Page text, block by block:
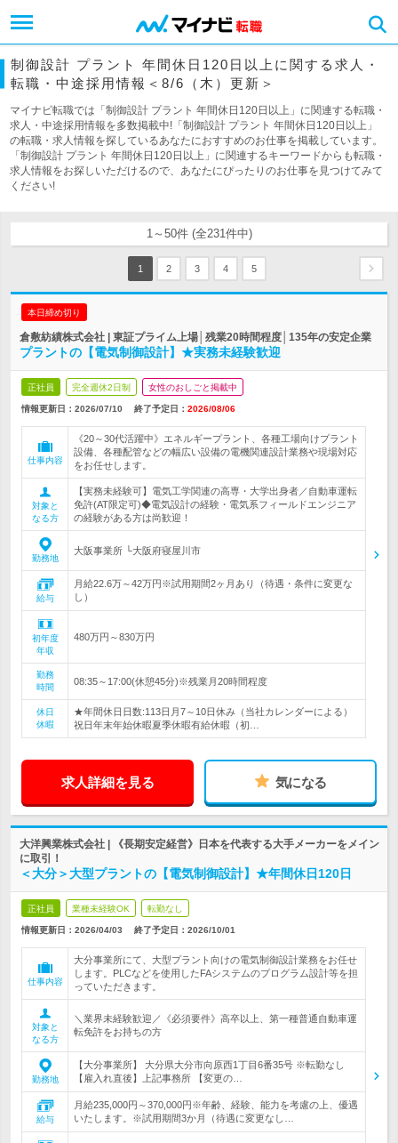
制御設計 プラント 年間休日120日以上に関する求人・
転職・中途採用情報＜8/6（木）更新＞
マイナビ転職では「制御設計 プラント 年間休日120日以上」に関連する転職・
求人・中途採用情報を多数掲載中!「制御設計 プラント 年間休日120日以上」
の転職・求人情報を探しているあなたにおすすめのお仕事を掲載しています。
「制御設計 プラント 年間休日120日以上」に関連するキーワードからも転職・
求人情報をお探しいただけるので、あなたにぴったりのお仕事を見つけてみて
ください!
1～50件 (全231件中)
1 2 3 4 5
本日締め切り
倉敷紡績株式会社 | 東証プライム上場│残業20時間程度│135年の安定企業
プラントの【電気制御設計】★実務未経験歓迎
正社員 完全週休2日制 女性のおしごと掲載中
情報更新日：2026/07/10 終了予定日： 2026/08/06
仕事内容
《20～30代活躍中》エネルギープラント、各種工場向けプラント
設備、各種配管などの幅広い設備の電機関連設計業務や現場対応
をお任せします。
対象と
なる方
【実務未経験可】電気工学関連の高専・大学出身者／自動車運転
免許(AT限定可)◆電気設計の経験・電気系フィールドエンジニア
の経験がある方は尚歓迎！
勤務地
大阪事業所 └大阪府寝屋川市
給与
月給22.6万～42万円※試用期間2ヶ月あり（待遇・条件に変更な
し）
初年度
年収
480万円～830万円
勤務
時間
08:35～17:00(休憩45分)※残業月20時間程度
休日
休暇
★年間休日日数:113日月7～10日休み（当社カレンダーによる）
祝日年末年始休暇夏季休暇有給休暇（初…
求人詳細を見る 気になる
大洋興業株式会社 | 《長期安定経営》日本を代表する大手メーカーをメイン
に取引！
＜大分＞大型プラントの【電気制御設計】★年間休日120日
正社員 業種未経験OK 転勤なし
情報更新日：2026/04/03 終了予定日： 2026/10/01
仕事内容
大分事業所にて、大型プラント向けの電気制御設計業務をお任せ
します。PLCなどを使用したFAシステムのプログラム設計等を担
っていただきます。
対象と
なる方
＼業界未経験歓迎／《必須要件》高卒以上、第一種普通自動車運
転免許をお持ちの方
勤務地
【大分事業所】 大分県大分市向原西1丁目6番35号 ※転勤なし
【雇入れ直後】上記事務所 【変更の…
給与
月給235,000円～370,000円※年齢、経験、能力を考慮の上、優遇
いたします。※試用期間3か月（待遇に変更なし…